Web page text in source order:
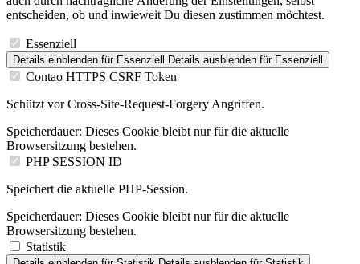
entscheiden, ob und inwieweit Du diesen zustimmen möchtest.
Essenziell
Details einblenden für Essenziell Details ausblenden für Essenziell
Contao HTTPS CSRF Token
Schützt vor Cross-Site-Request-Forgery Angriffen.
Speicherdauer: Dieses Cookie bleibt nur für die aktuelle
Browsersitzung bestehen.
PHP SESSION ID
Speichert die aktuelle PHP-Session.
Speicherdauer: Dieses Cookie bleibt nur für die aktuelle
Browsersitzung bestehen.
Statistik